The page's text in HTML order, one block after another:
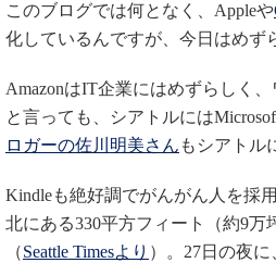
このブログでは何となく、Appleや
化しているんですが、今日はめず
AmazonはIT企業にはめずらしく
と言っても、シアトルには
ロガーの佐川明美さん もシアトル
Kindleも絶好調でがんがん人を採
北にある330平方フィート（約9
（Seattle Timesより ）。27日の夜